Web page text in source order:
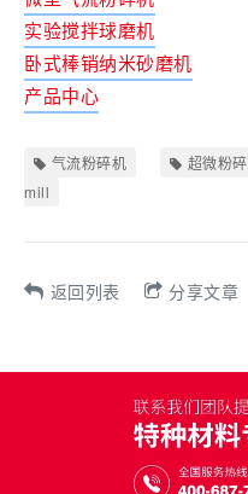
实验搅拌球磨机
卧式棒销纳米砂磨机
产品中心
气流粉碎机 超微粉碎
mill
返回列表 分享文章